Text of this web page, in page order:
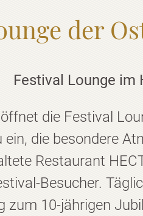
der
Festival Lounge im
die Festival
die besondere
Restaurant
Besucher.
zum 10-jährigen